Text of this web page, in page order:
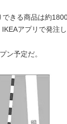
きる商品は約
アプリで発注
ン予定だ。